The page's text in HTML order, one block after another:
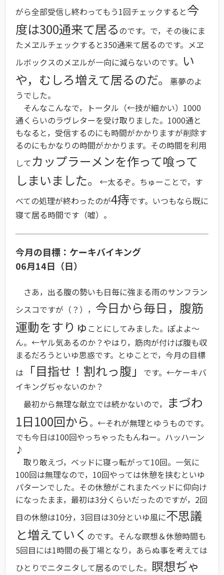
がら全部受信し終わってもう1回チェックすると今
度は300通来て居る のです。で，その後にま
たメヱルチェックすると350通来て居るのです。メヱ
ルボックスのメヱルが一向に減らないのです。 い
や，むしろ増えて居るのだ。
悪夢のよ
うでした。
そんなこんなで，トー夕ル（←技が細かい）1000
通くらいのラヴレターを受け取りました。1000通と
もなると，受信するのにも時間がかかりますが削除す
るのにもかなりの時間がかかります。その時間を利用
して カップラーメンを作って喰って
しまいました。
←太るぞ。ちゅーことで，す
べての処理が終わったのが4痔です。いつもなら既に
寝て居る時間です（嘘）。
今月の目標：ケーキバイキング
06月14日（日）
さあ，出る腹の勢いも日毎に強まる雨のサンフラン
シスコですが（？）， 今日から毎日，腹筋
運動をすりゅ ことにしてみました。ぽよよ〜
ん。←ヤル気あるのか？やはり，筋肉が付けば腹も収
まるだろうといゆ思惑です。とゆことで，今月の目標
は
「目指せ！割れっ腹」
です。←ケーキバ
イキングぢゃないのか？
最初から無理な献立では続かないので，
まづわ
1日100回から 。←それが無理とゆうものです。
でも今日は100回やっちゃったもんねー。ハッハーン
♪
取り敢えづ，ベッドに寝っ転がって10回。一気に
100回は無理なので，10回やっては休憩を挟むといゆ
パターンでした。その休憩がこれまたベッドに仰向け
になったまま，最初は3分くらいだったのですが，2回
目の休憩は10分，3回目は30分といゆ風に不思議
と増えていく のです。そんな瞑想＆休憩時間も
5回目には1時間の長丁場となり，あらぬ事を考えては
ひとりでニタニタして居るのでした。 瞑想ぢゃ